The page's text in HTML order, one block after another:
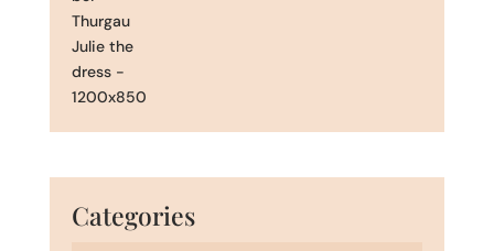
Categories